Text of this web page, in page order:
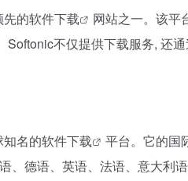
的软件下载 网站之一。该平
Softonic不仅提供下载服务,
名的软件下载
平台。它的国
德语、英语、法语、意大利